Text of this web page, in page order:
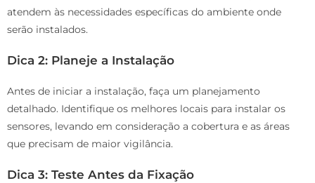
atendem às necessidades específicas do ambiente onde
serão instalados.
Dica 2: Planeje a Instalação
Antes de iniciar a instalação, faça um planejamento
detalhado. Identifique os melhores locais para instalar os
sensores, levando em consideração a cobertura e as áreas
que precisam de maior vigilância.
Dica 3: Teste Antes da Fixação